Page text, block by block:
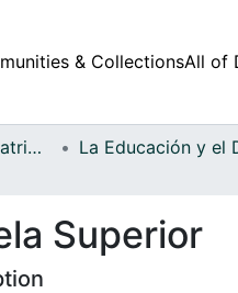
& CollectionsAll of
Fondo Archivo del Patrimonio Fotográfico y Fílmico del Valle del Cauca
Superior